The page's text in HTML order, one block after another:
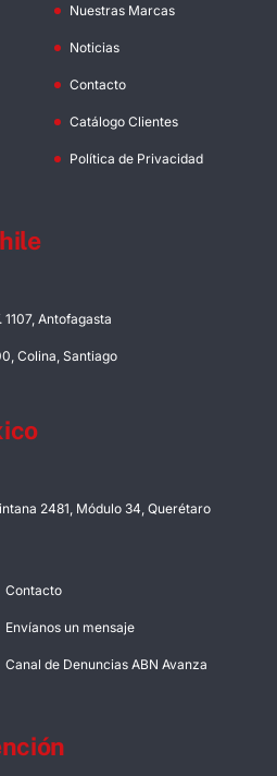
Nuestras Marcas
Noticias
Contacto
Catálogo Clientes
Política de Privacidad
Antofagasta
Colina, Santiago
2481, Módulo 34, Querétaro
Contacto
Envíanos un mensaje
Canal de Denuncias ABN Avanza